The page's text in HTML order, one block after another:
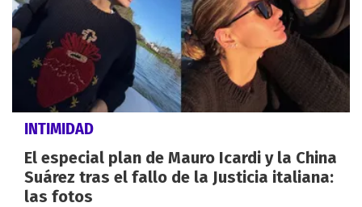
INTIMIDAD
El especial plan de Mauro Icardi y la China
Suárez tras el fallo de la Justicia italiana:
las fotos